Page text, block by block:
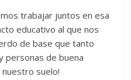
trabajar juntos en esa
educativo al que nos
de base que tanto
personas de buena
suelo!